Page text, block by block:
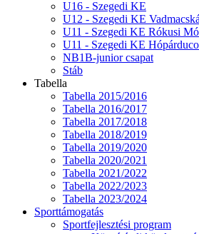
U16 - Szegedi KE
U12 - Szegedi KE
U11 - Szegedi KE Rókusi
U11 - Szegedi KE
NB1B-junior csapat
Stáb
Tabella
Tabella 2015/2016
Tabella 2016/2017
Tabella 2017/2018
Tabella 2018/2019
Tabella 2019/2020
Tabella 2020/2021
Tabella 2021/2022
Tabella 2022/2023
Tabella 2023/2024
Sporttámogatás
Sportfejlesztési program